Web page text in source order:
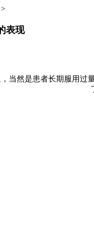
>
表现
当然是患者长期服用过